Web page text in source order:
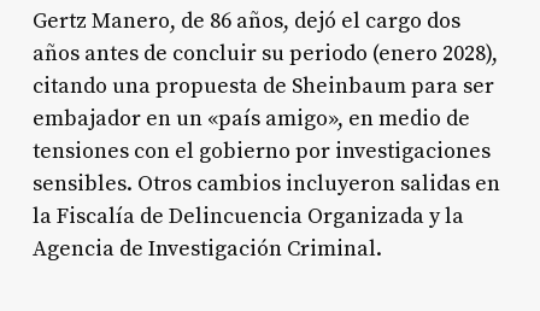
Gertz Manero, de 86 años, dejó el cargo dos
años antes de concluir su periodo (enero 2028),
citando una propuesta de Sheinbaum para ser
embajador en un «país amigo», en medio de
tensiones con el gobierno por investigaciones
sensibles. Otros cambios incluyeron salidas en
la Fiscalía de Delincuencia Organizada y la
Agencia de Investigación Criminal.